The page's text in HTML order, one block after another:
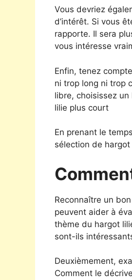
Vous devriez
d’intérêt. Si vous
rapporte. Il sera
vous intéresse
Enfin, tenez
ni trop long ni trop
libre, choisissez
lilie plus court
En prenant le
sélection de
Reconnaître un
peuvent aider à
thème du hargot
sont-ils
Deuxièmement,
Comment le